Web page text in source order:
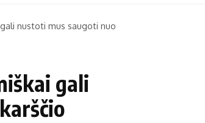
nustoti mus saugoti nuo
gali